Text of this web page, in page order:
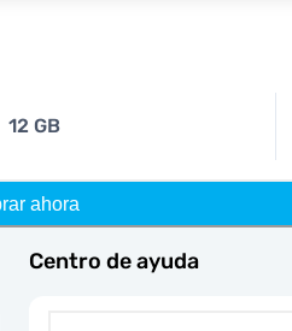
12 GB
ahora
Centro de ayuda